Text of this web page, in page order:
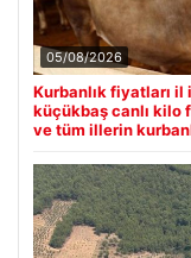
05/08/2026
Kurbanlık fiyatları
küçükbaş canlı kilo
ve tüm illerin